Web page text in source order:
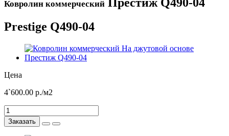
Ковролин коммерческий
Prestige Q490-04
Цена
4`600.00 р./м2
Заказать